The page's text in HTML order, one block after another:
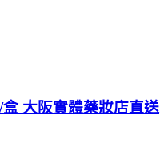
大阪實體藥妝店直送